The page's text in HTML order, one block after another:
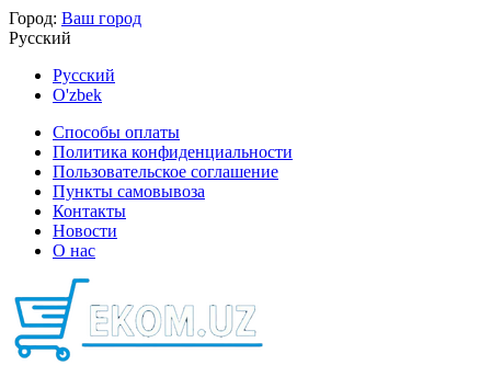
Город: Ваш город
Русский
Русский
O'zbek
Способы оплаты
Политика конфиденциальности
Пользовательское соглашение
Пункты самовывоза
Контакты
Новости
О нас